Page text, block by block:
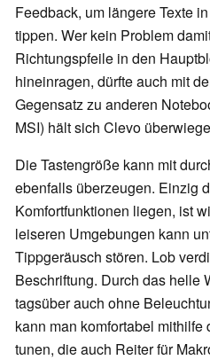
Feedback, um längere Texte
tippen. Wer kein Problem
Richtungspfeile in den
hineinragen, dürfte auch mit
Gegensatz zu anderen
MSI) hält sich Clevo
Die Tastengröße kann mit
ebenfalls überzeugen. Einzig
Komfortfunktionen liegen, ist
leiseren Umgebungen kann
Tippgeräusch stören. Lob
Beschriftung. Durch das helle
tagsüber auch ohne
kann man komfortabel
tunen, die auch Reiter für